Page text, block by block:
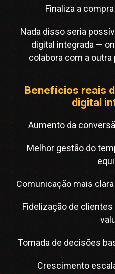
Finaliza a
Nada disso seria
digital integrada —
colabora com a outra
Benefícios reais
digital
Aumento da
Melhor gestão do
Comunicação mais
Fidelização de
Tomada de decisões
Crescimento